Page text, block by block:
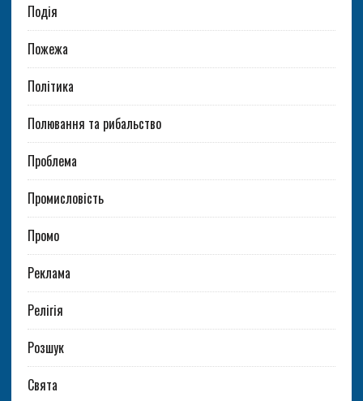
Подія
Пожежа
Політика
Полювання та рибальство
Проблема
Промисловість
Промо
Реклама
Релігія
Розшук
Свята